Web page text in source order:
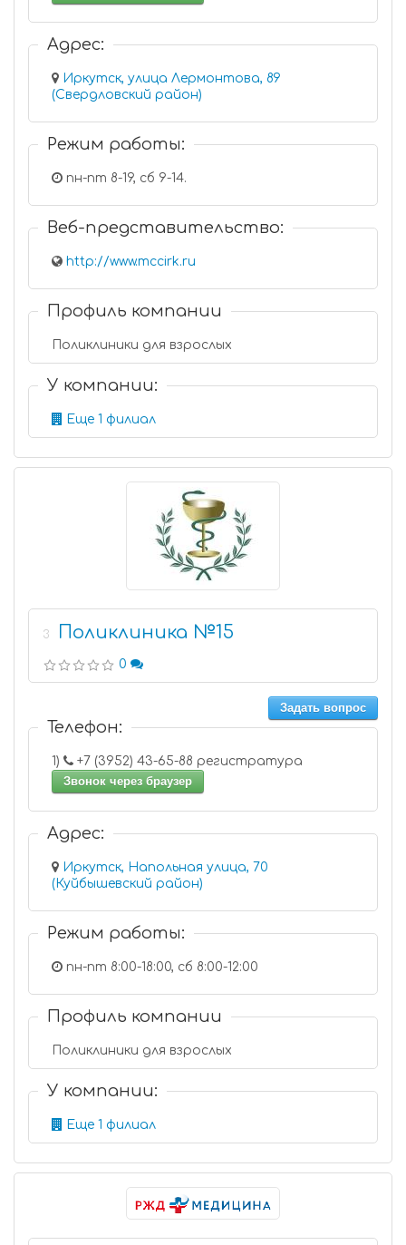
Адрес:
Иркутск, улица Лермонтова, 89
(Свердловский район)
Режим работы:
пн-пт 8-19, сб 9-14.
Веб-представительство:
http://www.mccirk.ru
Профиль компании
Поликлиники для взрослых
У компании:
Еще 1 филиал
3 Поликлиника №15
0
Задать вопрос
Телефон:
1)
+7 (3952) 43-65-88 регистратура
Звонок через браузер
Адрес:
Иркутск, Напольная улица, 70
(Куйбышевский район)
Режим работы:
пн-пт 8:00-18:00, сб 8:00-12:00
Профиль компании
Поликлиники для взрослых
У компании:
Еще 1 филиал